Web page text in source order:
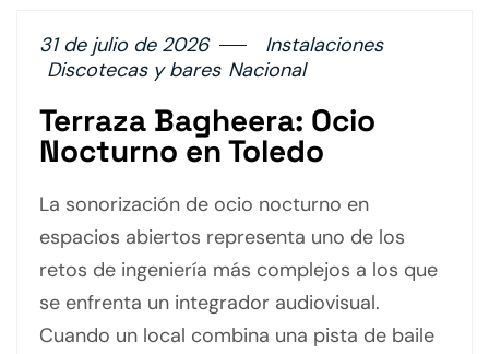
31 de julio de 2026
Instalaciones
Discotecas y bares Nacional
Terraza Bagheera: Ocio
Nocturno en Toledo
La sonorización de ocio nocturno en
espacios abiertos representa uno de los
retos de ingeniería más complejos a los que
se enfrenta un integrador audiovisual.
Cuando un local combina una pista de baile